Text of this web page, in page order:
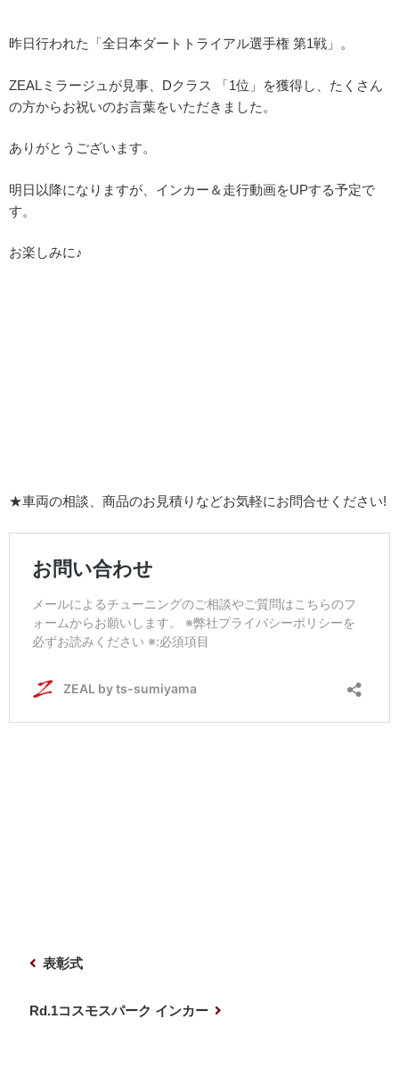
昨日行われた「全日本ダートトライアル選手権 第1戦」。
ZEALミラージュが見事、Dクラス 「1位」を獲得し、たくさん
の方からお祝いのお言葉をいただきました。
ありがとうございます。
明日以降になりますが、インカー＆走行動画をUPする予定で
す。
お楽しみに♪
★車両の相談、商品のお見積りなどお気軽にお問合せください!
表彰式
Rd.1コスモスパーク インカー